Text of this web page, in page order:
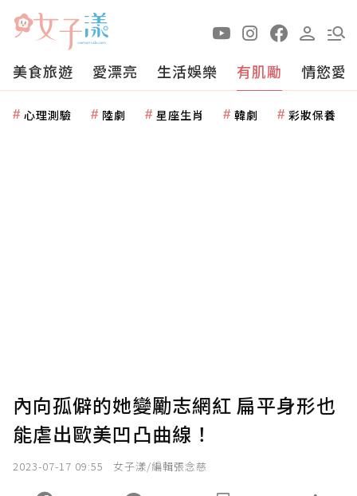
美食旅遊 愛漂亮 生活娛樂 有肌勵 情慾愛
心理測驗 陸劇 星座生肖 韓劇 彩妝保養
內向孤僻的她變勵志網紅 扁平身形也
能虐出歐美凹凸曲線！
2023-07-17 09:55 女子漾/編輯張念慈